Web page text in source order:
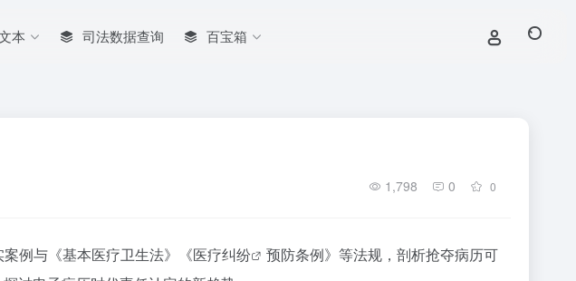
本 司法数据查询 百宝箱
1,798 0 0
例与《基本医疗卫生法》《医疗纠纷
预防条例》等法规，剖析抢夺病历可